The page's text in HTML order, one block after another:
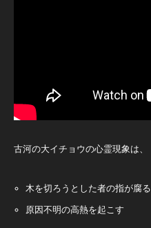
古河の大イチョウの心霊現象は、
木を切ろうとした者の指が腐る
原因不明の高熱を起こす